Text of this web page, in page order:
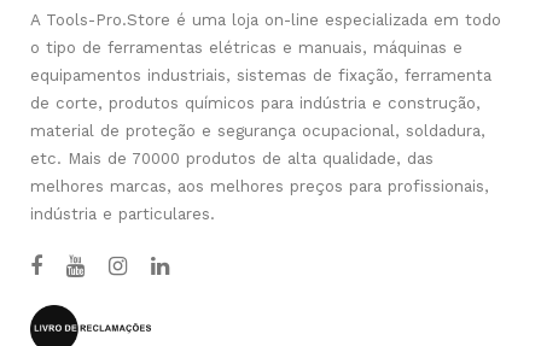
A Tools-Pro.Store é uma loja on-line especializada em todo
o tipo de ferramentas elétricas e manuais, máquinas e
equipamentos industriais, sistemas de fixação, ferramenta
de corte, produtos químicos para indústria e construção,
material de proteção e segurança ocupacional, soldadura,
etc. Mais de 70000 produtos de alta qualidade, das
melhores marcas, aos melhores preços para profissionais,
indústria e particulares.